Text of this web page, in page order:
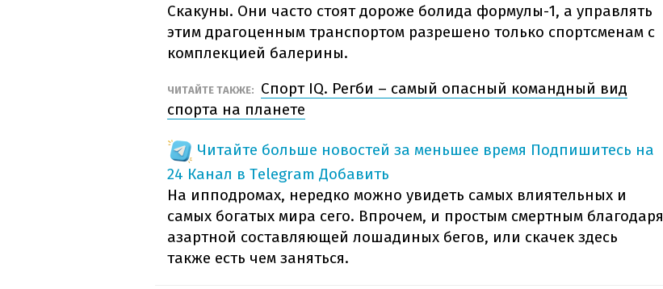
Скакуны. Они часто стоят дороже болида формулы-1, а управлять
этим драгоценным транспортом разрешено только спортсменам с
комплекцией балерины.
ЧИТАЙТЕ ТАКЖЕ:
Спорт IQ. Регби – самый опасный командный вид
спорта на планете
Читайте больше новостей за меньшее время Подпишитесь на
24 Канал в Telegram Добавить
На ипподромах, нередко можно увидеть самых влиятельных и
самых богатых мира сего. Впрочем, и простым смертным благодаря
азартной составляющей лошадиных бегов, или скачек здесь
также есть чем заняться.